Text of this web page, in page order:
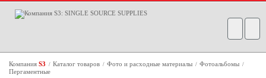
Компания S3 / Каталог товаров / Фото и расходные материалы / Фотоальбомы /
Пергаментные